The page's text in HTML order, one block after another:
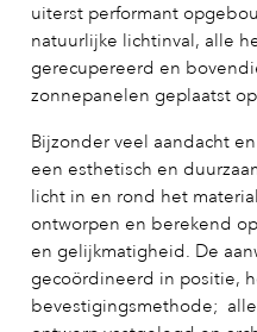
uiterst performant
natuurlijke lichtinval, alle
gerecupereerd en
zonnepanelen geplaatst
Bijzonder veel aandacht
een esthetisch en
licht in en rond het
ontworpen en berekend
en gelijkmatigheid. De
gecoördineerd in positie,
bevestigingsmethode;